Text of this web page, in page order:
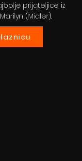
prijateljice iz
(Midler).